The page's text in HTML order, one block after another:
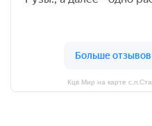
Кцв Мир на карте